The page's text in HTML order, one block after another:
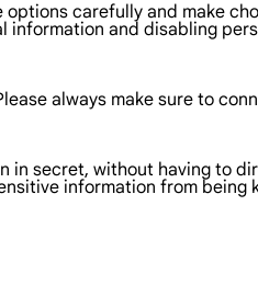
carefully and make
and disabling
always make sure to
in secret, without having to
information from being